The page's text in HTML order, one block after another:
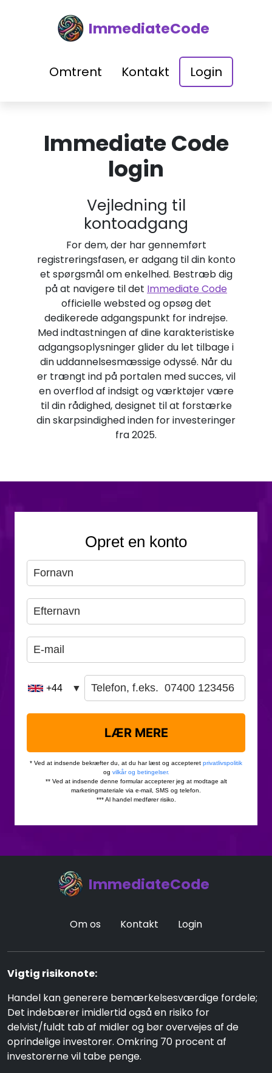
ImmediateCode
Omtrent Kontakt Login
Immediate Code
login
Vejledning til
kontoadgang
For dem, der har gennemført
registreringsfasen, er adgang til din konto
et spørgsmål om enkelhed. Bestræb dig
på at navigere til det Immediate Code
officielle websted og opsøg det
dedikerede adgangspunkt for indrejse.
Med indtastningen af dine karakteristiske
adgangsoplysninger glider du let tilbage i
din uddannelsesmæssige odyssé. Når du
er trængt ind på portalen med succes, vil
en overflod af indsigt og værktøjer være
til din rådighed, designet til at forstærke
din skarpsindighed inden for investeringer
fra 2025.
ImmediateCode
Om os Kontakt Login
Vigtig risikonote:
Handel kan generere bemærkelsesværdige fordele;
Det indebærer imidlertid også en risiko for
delvist/fuldt tab af midler og bør overvejes af de
oprindelige investorer. Omkring 70 procent af
investorerne vil tabe penge.